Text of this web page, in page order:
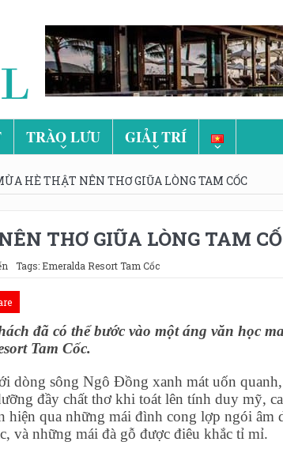
TRÀO LƯU GIẢI TRÍ
HÈ THẬT NÊN THƠ GIŨA LÒNG TAM CỐC
THƠ GIŨA LÒNG TAM
Tags: Emeralda Resort Tam Cốc
đã có thể bước vào một áng văn học
Tam Cốc.
dòng sông Ngô Đồng xanh mát uốn quanh,
đầy chất thơ khi toát lên tính duy mỹ,
hiện qua những mái đình cong lợp ngói âm
và những mái đà gỗ được điêu khắc tỉ mỉ.